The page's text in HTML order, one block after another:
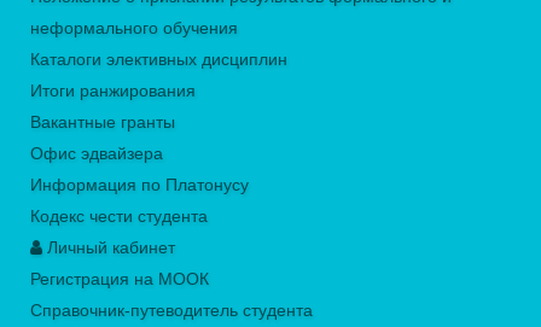
неформального обучения
Каталоги элективных дисциплин
Итоги ранжирования
Вакантные гранты
Офис эдвайзера
Информация по Платонусу
Кодекс чести студента
Личный кабинет
Регистрация на МООК
Справочник-путеводитель студента